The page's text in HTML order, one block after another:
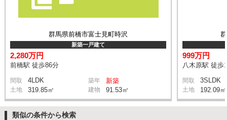
群馬県前橋市富士見町時沢
新築一戸建て
2,280万円
前橋駅 徒歩86分
間取 4LDK 築年 新築
土地 319.85㎡ 建物 91.53㎡
999万円
八木原駅 徒歩
間取 3SLDK
土地 192.09㎡
類似の条件から検索